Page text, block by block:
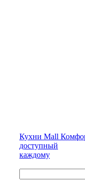
Кухни Mall
доступный
каждому